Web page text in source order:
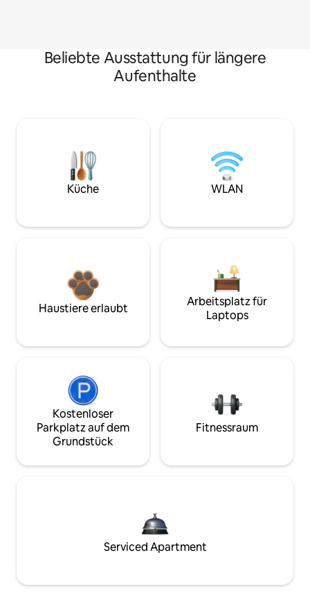
Beliebte Ausstattung für längere
Aufenthalte
Küche WLAN
Haustiere erlaubt
Arbeitsplatz für
Laptops
Kostenloser
Parkplatz auf dem
Grundstück
Fitnessraum
Serviced Apartment